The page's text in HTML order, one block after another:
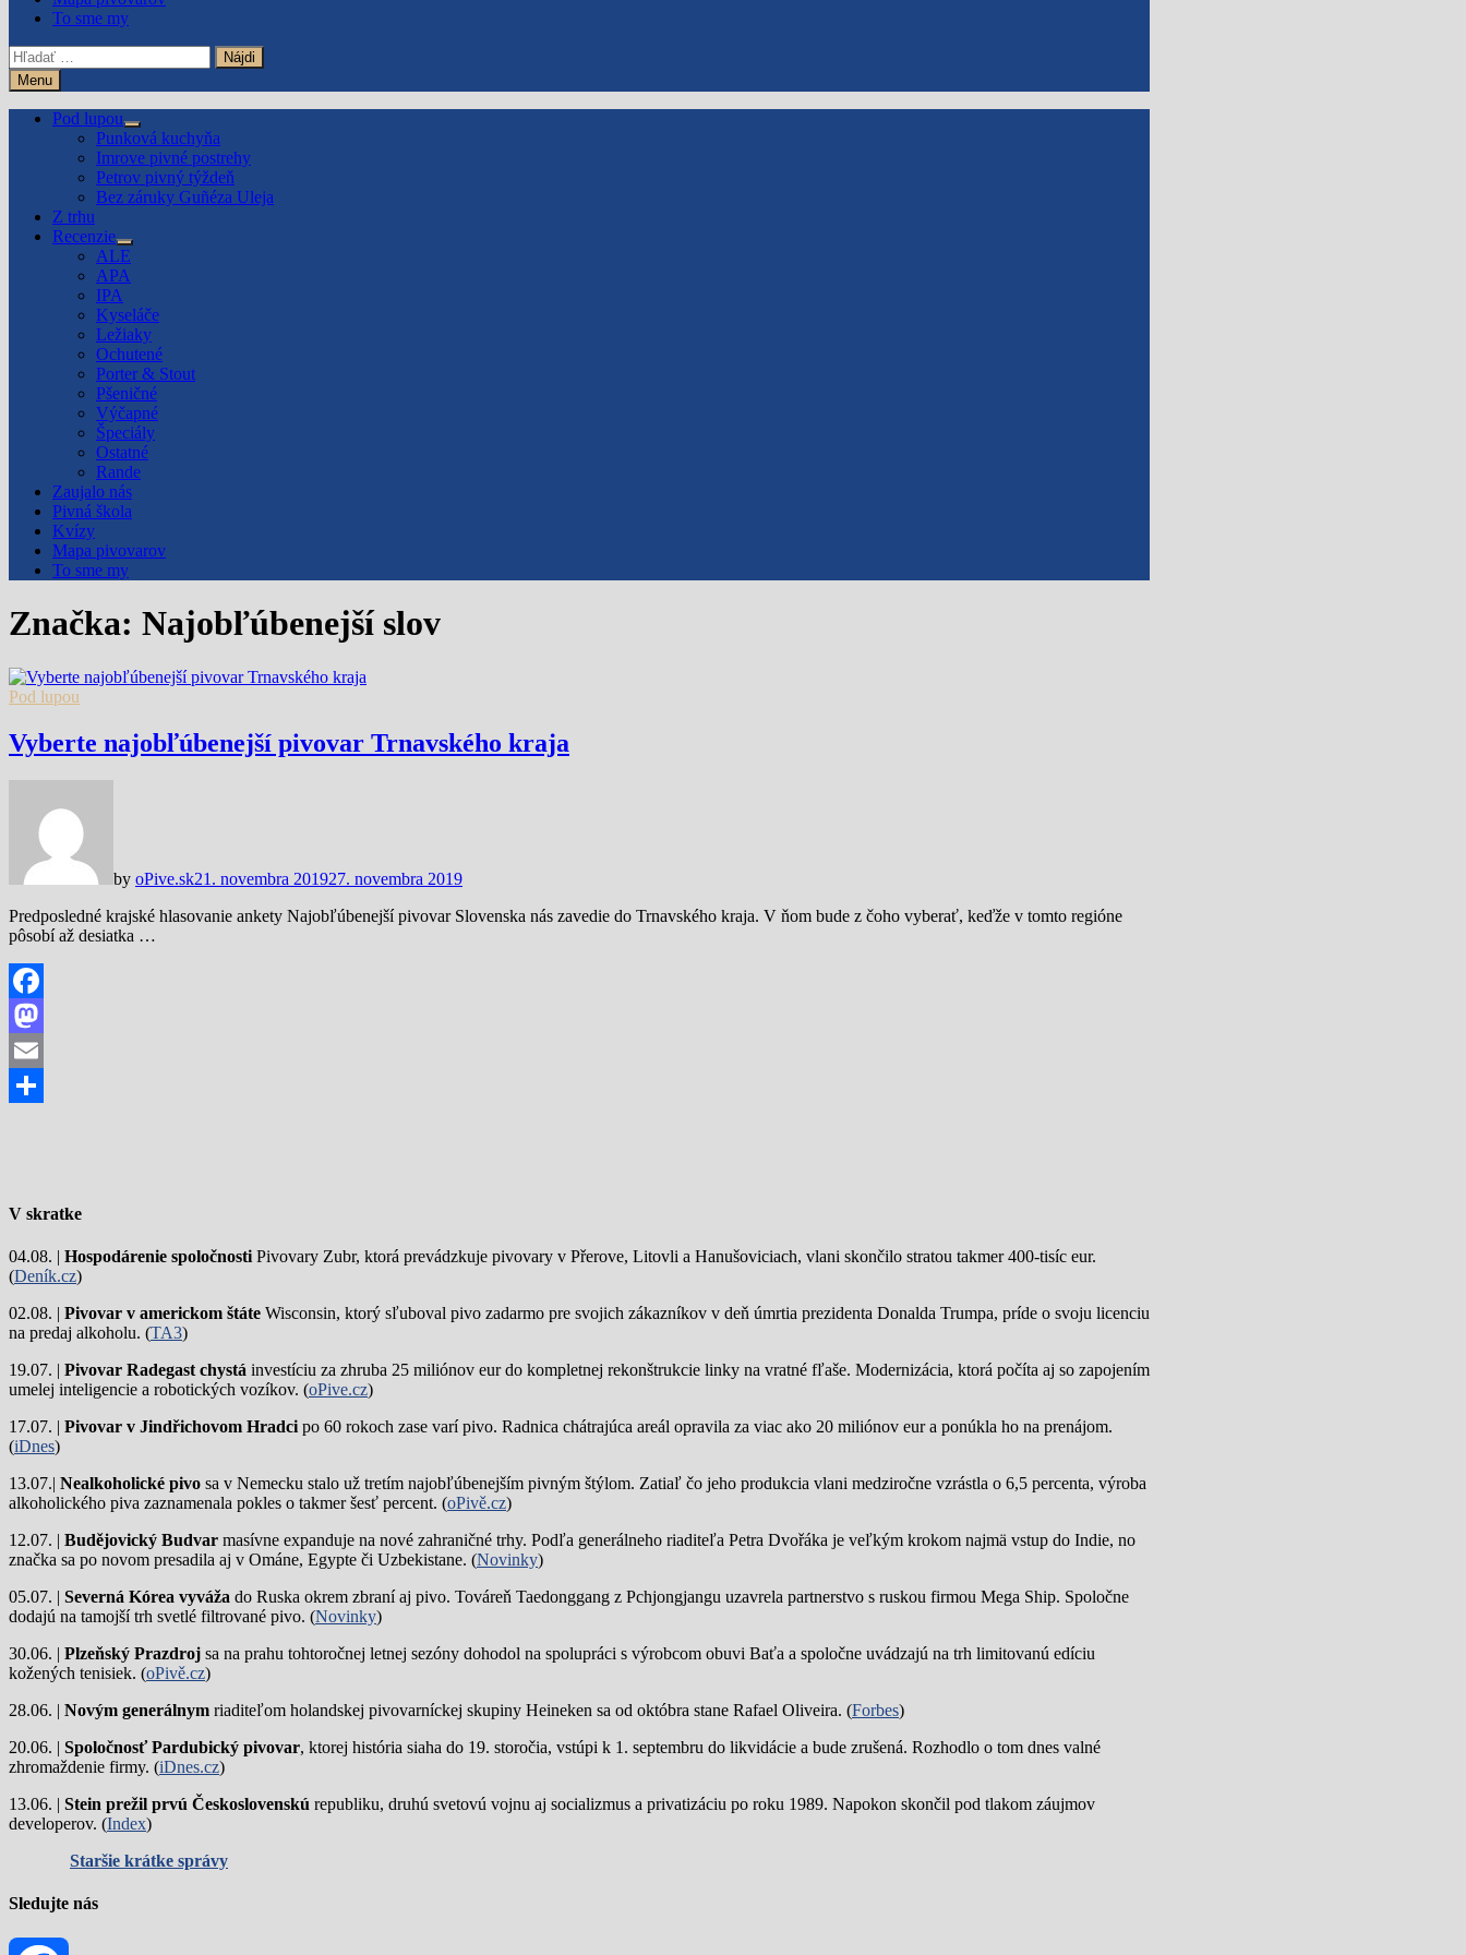
To sme my
Hľadať:
Menu
Pod lupou
Show
sub
menu
Punková kuchyňa
Imrove pivné postrehy
Petrov pivný týždeň
Bez záruky Guñéza Uleja
Z trhu
Recenzie
Show
sub
menu
ALE
APA
IPA
Kyseláče
Ležiaky
Ochutené
Porter & Stout
Pšeničné
Výčapné
Špeciály
Ostatné
Rande
Zaujalo nás
Pivná škola
Kvízy
Mapa pivovarov
To sme my
Značka: Najobľúbenejší slov
Pod lupou
Vyberte najobľúbenejší pivovar Trnavského kraja
by oPive.sk21. novembra 201927. novembra 2019
Predposledné krajské hlasovanie ankety Najobľúbenejší pivovar Slovenska nás zavedie do Trnavského kraja. V ňom bude z čoho vyberať, keďže v tomto regióne
pôsobí až desiatka …
Facebook
Mastodon
Email
V skratke
04.08. | Hospodárenie spoločnosti Pivovary Zubr, ktorá prevádzkuje pivovary v Přerove, Litovli a Hanušoviciach, vlani skončilo stratou takmer 400-tisíc eur.
(Deník.cz)
02.08. | Pivovar v americkom štáte Wisconsin, ktorý sľuboval pivo zadarmo pre svojich zákazníkov v deň úmrtia prezidenta Donalda Trumpa, príde o svoju licenciu
na predaj alkoholu. (TA3)
19.07. | Pivovar Radegast chystá investíciu za zhruba 25 miliónov eur do kompletnej rekonštrukcie linky na vratné fľaše. Modernizácia, ktorá počíta aj so zapojením
umelej inteligencie a robotických vozíkov. (oPive.cz)
17.07. | Pivovar v Jindřichovom Hradci po 60 rokoch zase varí pivo. Radnica chátrajúca areál opravila za viac ako 20 miliónov eur a ponúkla ho na prenájom.
(iDnes)
13.07.| Nealkoholické pivo sa v Nemecku stalo už tretím najobľúbenejším pivným štýlom. Zatiaľ čo jeho produkcia vlani medziročne vzrástla o 6,5 percenta, výroba
alkoholického piva zaznamenala pokles o takmer šesť percent. (oPivě.cz)
12.07. | Budějovický Budvar masívne expanduje na nové zahraničné trhy. Podľa generálneho riaditeľa Petra Dvořáka je veľkým krokom najmä vstup do Indie, no
značka sa po novom presadila aj v Ománe, Egypte či Uzbekistane. (Novinky)
05.07. | Severná Kórea vyváža do Ruska okrem zbraní aj pivo. Továreň Taedonggang z Pchjongjangu uzavrela partnerstvo s ruskou firmou Mega Ship. Spoločne
dodajú na tamojší trh svetlé filtrované pivo. (Novinky)
30.06. | Plzeňský Prazdroj sa na prahu tohtoročnej letnej sezóny dohodol na spolupráci s výrobcom obuvi Baťa a spoločne uvádzajú na trh limitovanú edíciu
kožených tenisiek. (oPivě.cz)
28.06. | Novým generálnym riaditeľom holandskej pivovarníckej skupiny Heineken sa od októbra stane Rafael Oliveira. (Forbes)
20.06. | Spoločnosť Pardubický pivovar, ktorej história siaha do 19. storočia, vstúpi k 1. septembru do likvidácie a bude zrušená. Rozhodlo o tom dnes valné
zhromaždenie firmy. (iDnes.cz)
13.06. | Stein prežil prvú Československú republiku, druhú svetovú vojnu aj socializmus a privatizáciu po roku 1989. Napokon skončil pod tlakom záujmov
developerov. (Index)
Staršie krátke správy
Sledujte nás